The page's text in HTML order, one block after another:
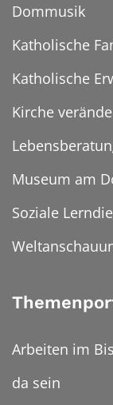
Dommusik
Katholische
Katholische
Kirche
Museum am
Soziale
Arbeiten im
da sein